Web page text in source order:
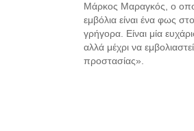
Μάρκος Μαραγκός, ο
εμβόλια είναι ένα φως
γρήγορα. Είναι μία
αλλά μέχρι να
προστασίας».